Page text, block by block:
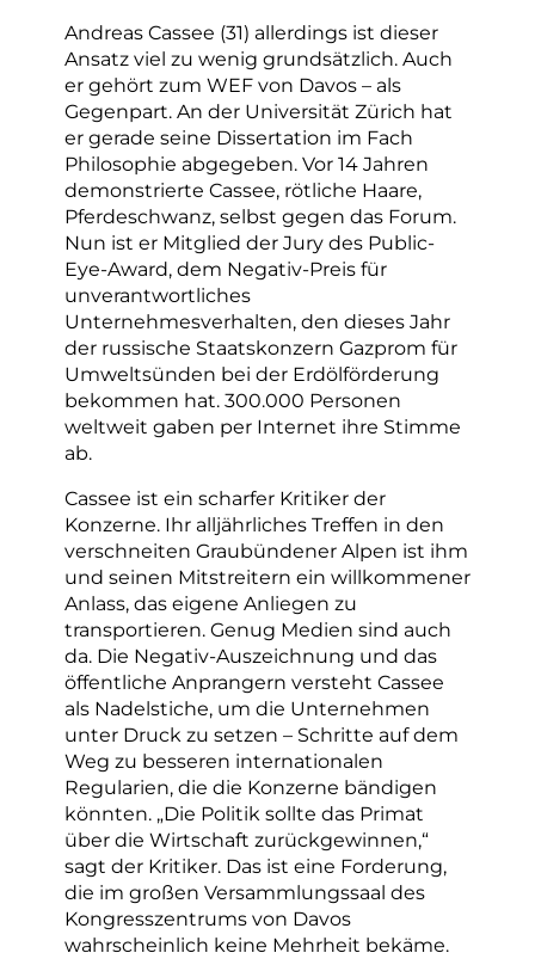
Andreas Cassee (31) allerdings ist dieser
Ansatz viel zu wenig grundsätzlich. Auch
er gehört zum WEF von Davos – als
Gegenpart. An der Universität Zürich hat
er gerade seine Dissertation im Fach
Philosophie abgegeben. Vor 14 Jahren
demonstrierte Cassee, rötliche Haare,
Pferdeschwanz, selbst gegen das Forum.
Nun ist er Mitglied der Jury des Public-
Eye-Award, dem Negativ-Preis für
unverantwortliches
Unternehmesverhalten, den dieses Jahr
der russische Staatskonzern Gazprom für
Umweltsünden bei der Erdölförderung
bekommen hat. 300.000 Personen
weltweit gaben per Internet ihre Stimme
ab.
Cassee ist ein scharfer Kritiker der
Konzerne. Ihr alljährliches Treffen in den
verschneiten Graubündener Alpen ist ihm
und seinen Mitstreitern ein willkommener
Anlass, das eigene Anliegen zu
transportieren. Genug Medien sind auch
da. Die Negativ-Auszeichnung und das
öffentliche Anprangern versteht Cassee
als Nadelstiche, um die Unternehmen
unter Druck zu setzen – Schritte auf dem
Weg zu besseren internationalen
Regularien, die die Konzerne bändigen
könnten. „Die Politik sollte das Primat
über die Wirtschaft zurückgewinnen,“
sagt der Kritiker. Das ist eine Forderung,
die im großen Versammlungssaal des
Kongresszentrums von Davos
wahrscheinlich keine Mehrheit bekäme.